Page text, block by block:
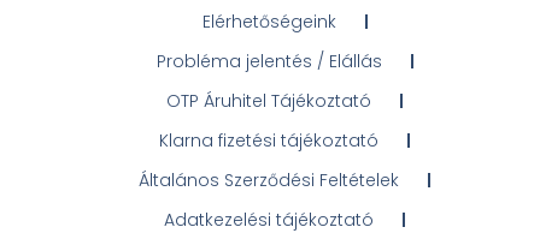
Elérhetőségeink
Probléma jelentés / Elállás
OTP Áruhitel Tájékoztató
Klarna fizetési tájékoztató
Általános Szerződési Feltételek
Adatkezelési tájékoztató